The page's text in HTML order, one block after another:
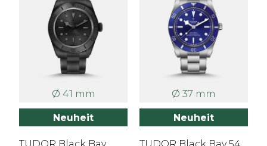
Ø 41 mm
Neuheit
Ø 37 mm
Neuheit